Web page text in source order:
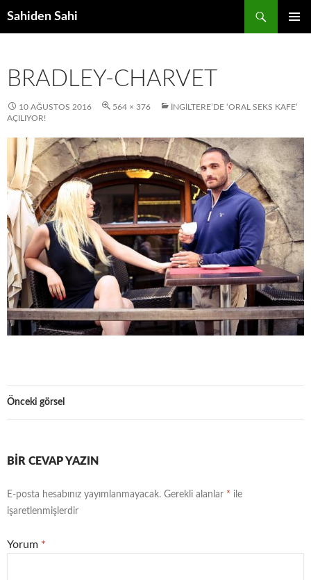
Sahiden Sahi
BRADLEY-CHARVET
10 AĞUSTOS 2016 564 × 376
İNGILTERE’DE ‘ORAL SEKS KAFE’
AÇILIYOR!
Önceki görsel
BIR CEVAP YAZIN
E-posta hesabınız yayımlanmayacak. Gerekli alanlar * ile
işaretlenmişlerdir
Yorum *